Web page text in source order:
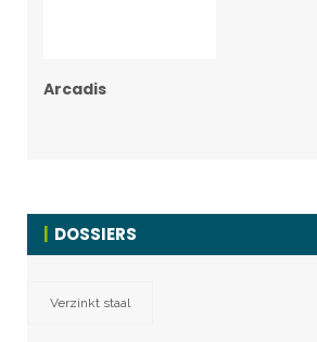
Arcadis
DOSSIERS
Verzinkt staal